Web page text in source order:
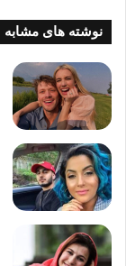
نوشته های مشابه